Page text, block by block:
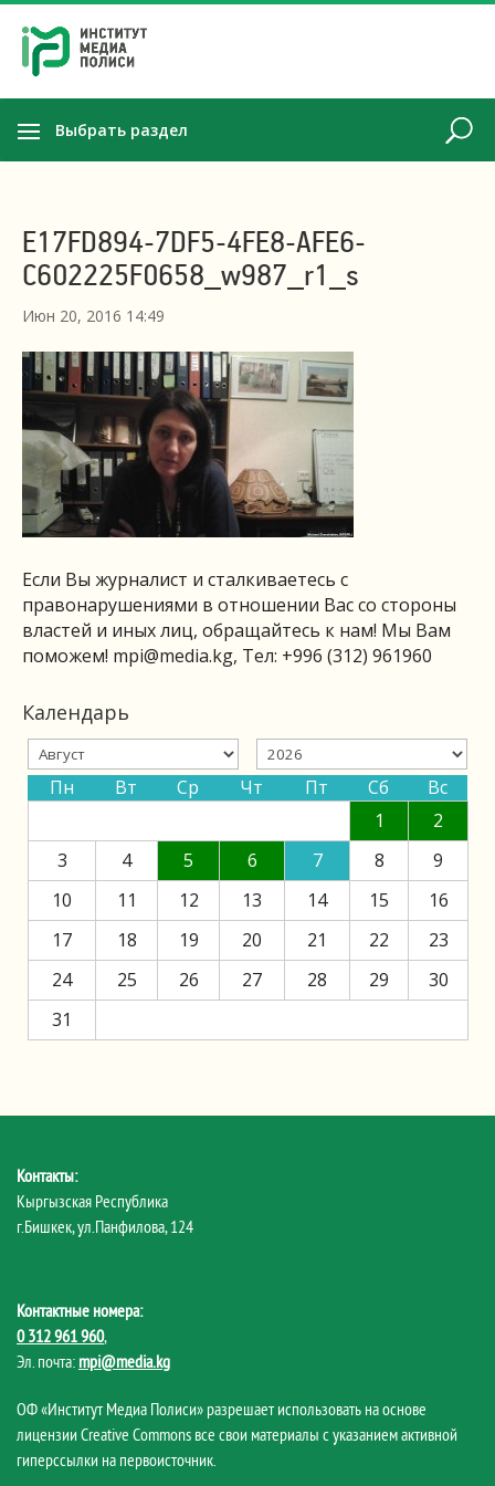
Выбрать раздел
E17FD894-7DF5-4FE8-AFE6-
C602225F0658_w987_r1_s
Июн 20, 2016 14:49
Если Вы журналист и сталкиваетесь с
правонарушениями в отношении Вас со стороны
властей и иных лиц, обращайтесь к нам! Мы Вам
поможем! mpi@media.kg, Тел: +996 (312) 961960
Календарь
Пн Вт Ср Чт Пт Сб
Вс
1
2
3
4 5 6 7 8
9
10
11 12 13 14 15
16
17
18 19 20 21 22
23
24
25 26 27 28 29
30
31
Контакты:
Кыргызская Республика
г.Бишкек, ул.Панфилова, 124
Контактные номера:
0 312 961 960,
Эл. почта: mpi@media.kg
ОФ «Институт Медиа Полиси» разрешает использовать на основе
лицензии Creative Commons все свои материалы с указанием активной
гиперссылки на первоисточник.